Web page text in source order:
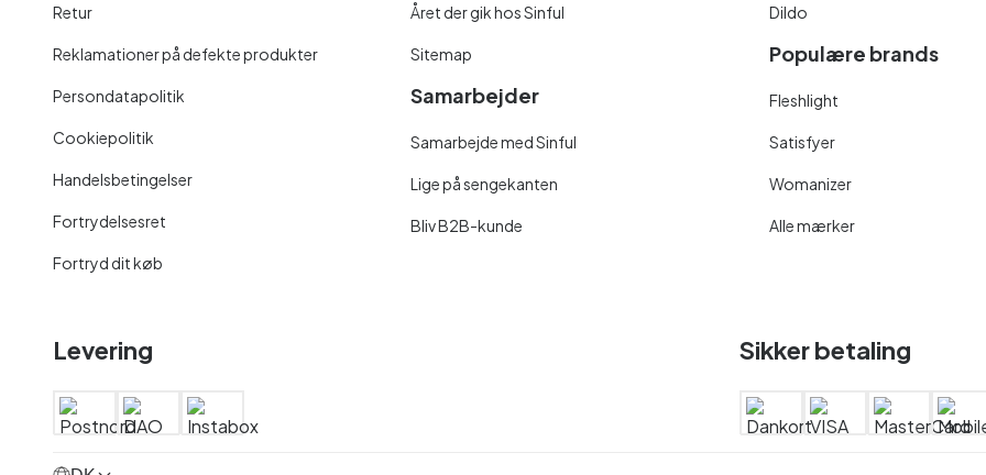
Retur
Reklamationer på defekte produkter
Persondatapolitik
Cookiepolitik
Handelsbetingelser
Fortrydelsesret
Fortryd dit køb
Året der gik hos Sinful
Sitemap
Samarbejder
Samarbejde med Sinful
Lige på sengekanten
Bliv B2B-kunde
Dildo
Populære brands
Fleshlight
Satisfyer
Womanizer
Alle mærker
Levering Sikker betaling